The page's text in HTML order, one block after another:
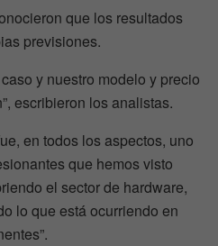
que los resultados
previsiones.
y nuestro modelo y precio
escribieron los analistas.
en todos los aspectos, uno
que hemos visto
el sector de hardware,
lo que está ocurriendo en